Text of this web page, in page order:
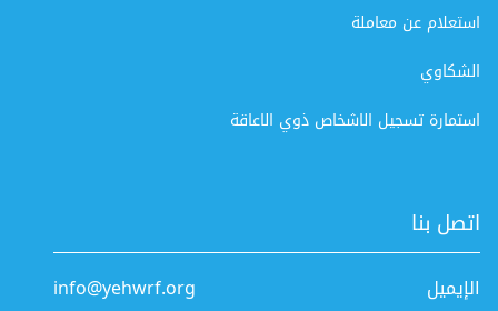
استعلام عن معاملة
الشكاوي
استمارة تسجيل الاشخاص ذوي الاعاقة
اتصل بنا
الإيميل info@yehwrf.org